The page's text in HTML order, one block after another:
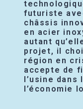
futuriste
châssis
en acier
autant
projet, il
région en
accepte de
l’usine
l’économie